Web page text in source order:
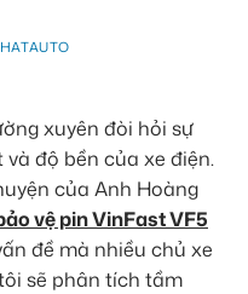
xuyên đòi hỏi sự
độ bền của xe điện.
của Anh Hoàng
vệ pin VinFast VF5
đề mà nhiều chủ xe
sẽ phân tích tầm